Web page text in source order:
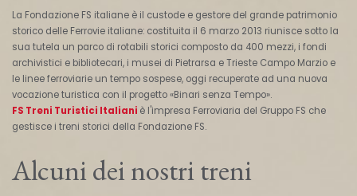
La Fondazione FS italiane è il custode e gestore del grande patrimonio
storico delle Ferrovie italiane: costituita il 6 marzo 2013 riunisce sotto la
sua tutela un parco di rotabili storici composto da 400 mezzi, i fondi
archivistici e bibliotecari, i musei di Pietrarsa e Trieste Campo Marzio e
le linee ferroviarie un tempo sospese, oggi recuperate ad una nuova
vocazione turistica con il progetto «Binari senza Tempo».
FS Treni Turistici Italiani è l'impresa Ferroviaria del Gruppo FS che
gestisce i treni storici della Fondazione FS.
Alcuni dei nostri treni